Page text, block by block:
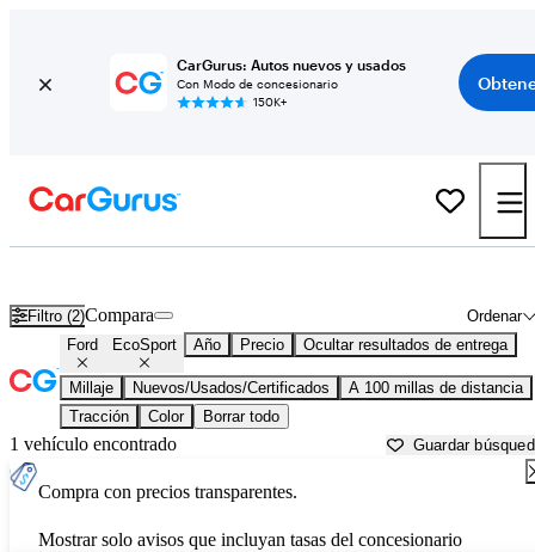
CarGurus: Autos nuevos y usados
Con Modo de concesionario
150K+
Filtro (2) Ordenar
Compara
Ford EcoSport Año Precio Ocultar resultados de entrega
Millaje Nuevos/Usados/Certificados
A 100 millas de distancia
Tracción
Color Borrar todo
1 vehículo encontrado Guardar
Compra con precios transparentes.
Mostrar solo avisos que incluyan tasas del concesionario